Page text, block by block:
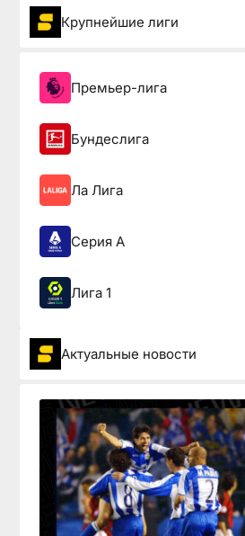
Крупнейшие лиги
Премьер-лига
Бундеслига
Ла Лига
Серия А
Лига 1
Актуальные новости